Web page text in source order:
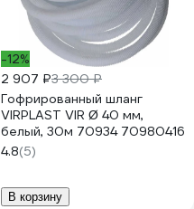
-12%
2 907 ₽3 300 ₽
Гофрированный шланг
VIRPLAST VIR Ø 40 мм,
белый, 30м 70934 70980416
4.8(5)
В корзину